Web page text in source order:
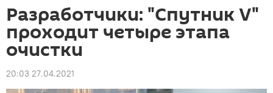
Разработчики: "Спутник V"
проходит четыре этапа
очистки
20:03 27.04.2021